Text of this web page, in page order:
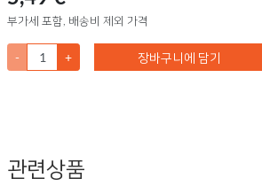
부가세 포함, 배송비 제외 가격
- + 장바구니에 담기
관련상품